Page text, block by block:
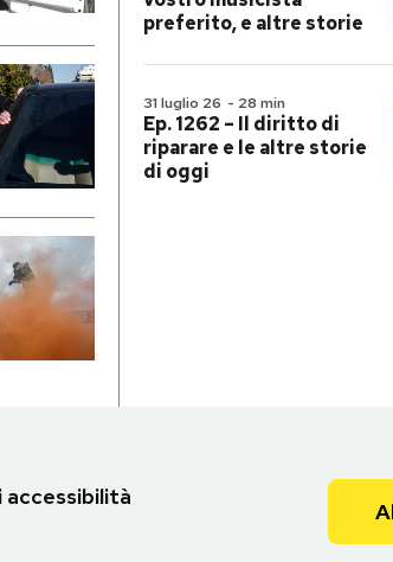
preferito, e altre storie
31 luglio 26 - 28 min
Ep. 1262 – Il diritto di
riparare e le altre storie
di oggi
accessibilità